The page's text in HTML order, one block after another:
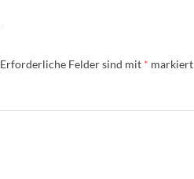
Erforderliche Felder sind mit * markiert